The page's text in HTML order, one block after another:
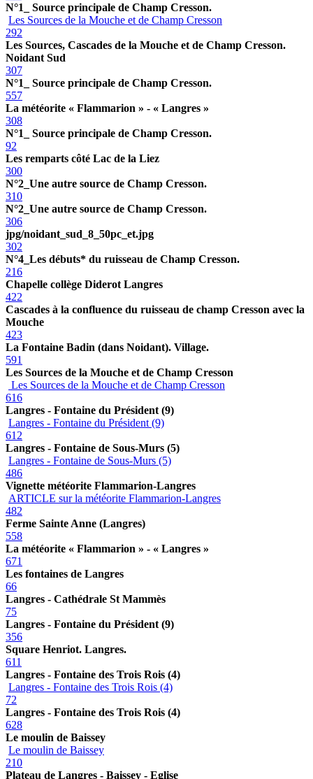
N°1_ Source principale de Champ Cresson.
Les Sources de la Mouche et de Champ Cresson
292
Les Sources, Cascades de la Mouche et de Champ Cresson.
Noidant Sud
307
N°1_ Source principale de Champ Cresson.
557
La météorite « Flammarion » - « Langres »
308
N°1_ Source principale de Champ Cresson.
92
Les remparts côté Lac de la Liez
300
N°2_Une autre source de Champ Cresson.
310
N°2_Une autre source de Champ Cresson.
306
jpg/noidant_sud_8_50pc_et.jpg
302
N°4_Les débuts* du ruisseau de Champ Cresson.
216
Chapelle collège Diderot Langres
422
Cascades à la confluence du ruisseau de champ Cresson avec la
Mouche
423
La Fontaine Badin (dans Noidant). Village.
591
Les Sources de la Mouche et de Champ Cresson
Les Sources de la Mouche et de Champ Cresson
616
Langres - Fontaine du Président (9)
Langres - Fontaine du Président (9)
612
Langres - Fontaine de Sous-Murs (5)
Langres - Fontaine de Sous-Murs (5)
486
Vignette météorite Flammarion-Langres
ARTICLE sur la météorite Flammarion-Langres
482
Ferme Sainte Anne (Langres)
558
La météorite « Flammarion » - « Langres »
671
Les fontaines de Langres
66
Langres - Cathédrale St Mammès
75
Langres - Fontaine du Président (9)
356
Square Henriot. Langres.
611
Langres - Fontaine des Trois Rois (4)
Langres - Fontaine des Trois Rois (4)
72
Langres - Fontaine des Trois Rois (4)
628
Le moulin de Baissey
Le moulin de Baissey
210
Plateau de Langres - Baissey - Eglise